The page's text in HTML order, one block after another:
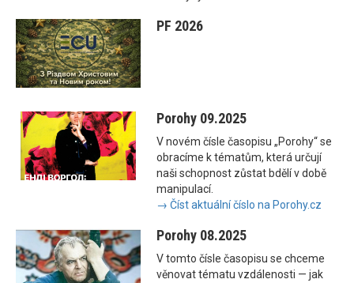
PF 2026
Porohy 09.2025
V novém čísle časopisu „Porohy“ se
obracíme k tématům, která určují
naši schopnost zůstat bdělí v době
manipulací.
→ Číst aktuální číslo na Porohy.cz
Porohy 08.2025
V tomto čísle časopisu se chceme
věnovat tématu vzdálenosti — jak